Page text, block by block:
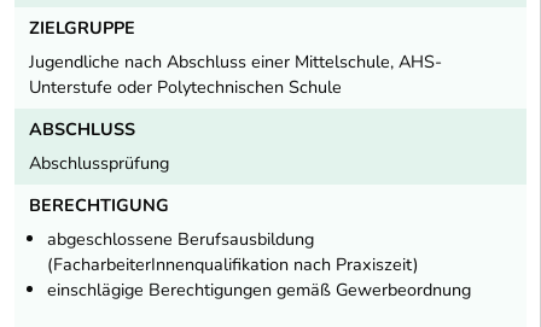
ZIELGRUPPE
Jugendliche nach Abschluss einer Mittelschule, AHS-
Unterstufe oder Polytechnischen Schule
ABSCHLUSS
Abschlussprüfung
BERECHTIGUNG
abgeschlossene Berufsausbildung
(FacharbeiterInnenqualifikation nach Praxiszeit)
einschlägige Berechtigungen gemäß Gewerbeordnung